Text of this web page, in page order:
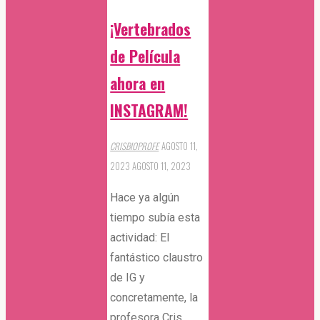
¡Vertebrados
de Película
ahora en
INSTAGRAM!
CRISBIOPROFE AGOSTO 11,
2023AGOSTO 11, 2023
Hace ya algún
tiempo subía esta
actividad: El
fantástico claustro
de IG y
concretamente, la